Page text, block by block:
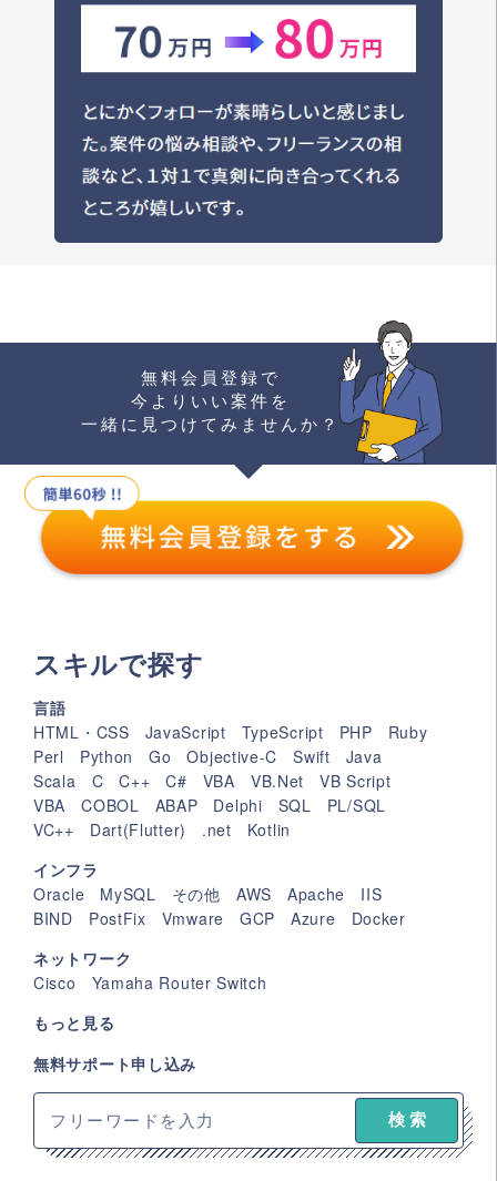
無料会員登録で
今よりいい案件を
一緒に見つけてみませんか？
スキルで探す
言語
HTML・CSS
JavaScript TypeScript PHP
Ruby
Perl
Python Go Objective-C Swift
Java
Scala
C C++ C# VBA VB.Net
VB Script
VBA
COBOL ABAP Delphi SQL
PL/SQL
VC++
Dart(Flutter) .net
Kotlin
インフラ
Oracle
MySQL その他 AWS Apache
IIS
BIND
PostFix Vmware GCP Azure
Docker
ネットワーク
Cisco
Yamaha Router Switch
もっと見る
無料サポート申し込み